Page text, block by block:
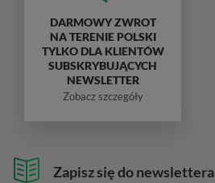
Zapisz się do newslettera
DARMOWY ZWROT
NA TERENIE POLSKI
TYLKO DLA KLIENTÓW
SUBSKRYBUJĄCYCH
NEWSLETTER
Zobacz szczegóły